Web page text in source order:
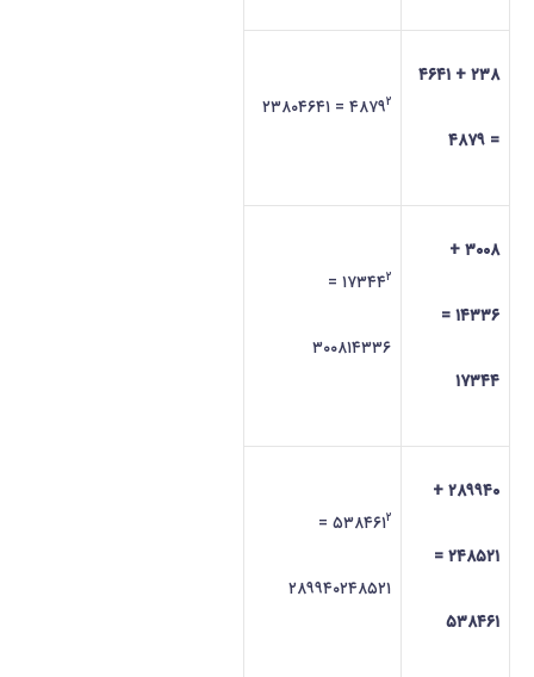
۲۳۸ + ۴۶۴۱
= ۴۸۷۹
۴۸۷۹۲ = ۲۳۸۰۴۶۴۱
۳۰۰۸ +
۱۴۳۳۶ =
۱۷۳۴۴
۱۷۳۴۴۲ =
۳۰۰۸۱۴۳۳۶
۲۸۹۹۴۰ +
۲۴۸۵۲۱ =
۵۳۸۴۶۱
۵۳۸۴۶۱۲ =
۲۸۹۹۴۰۲۴۸۵۲۱